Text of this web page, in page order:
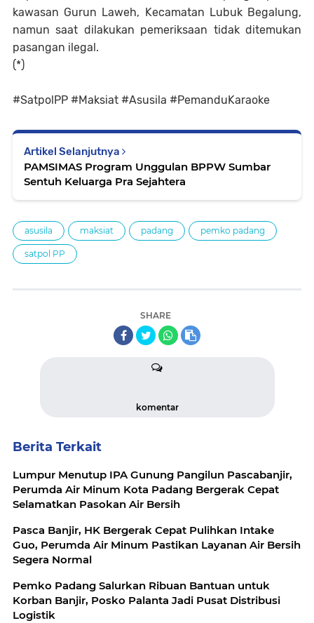
kawasan Gurun Laweh, Kecamatan Lubuk Begalung,
namun saat dilakukan pemeriksaan tidak ditemukan
pasangan ilegal.
(*)
#SatpolPP #Maksiat #Asusila #PemanduKaraoke
Artikel Selanjutnya
PAMSIMAS Program Unggulan BPPW Sumbar
Sentuh Keluarga Pra Sejahtera
asusila maksiat padang pemko padang
satpol PP
SHARE
komentar
Berita Terkait
Lumpur Menutup IPA Gunung Pangilun Pascabanjir,
Perumda Air Minum Kota Padang Bergerak Cepat
Selamatkan Pasokan Air Bersih
Pasca Banjir, HK Bergerak Cepat Pulihkan Intake
Guo, Perumda Air Minum Pastikan Layanan Air Bersih
Segera Normal
Pemko Padang Salurkan Ribuan Bantuan untuk
Korban Banjir, Posko Palanta Jadi Pusat Distribusi
Logistik